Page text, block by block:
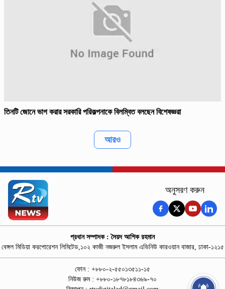
তিনটি জোনে ভাগ করার সরকারি পরিকল্পনাকে বিলম্বিত বলছেন বিশেষজ্ঞরা
আরও
অনুসরণ করুন
প্রধান সম্পাদক : সৈয়দ আশিক রহমান
বেঙ্গল মিডিয়া করপোরেশন লিমিটেড,১০২ কাজী নজরুল ইসলাম এভিনিউ কারওয়ান বাজার, ঢাকা-১২১৫
ফোন : +৮৮০-২-৫৫০১৩৫১১-১৫
নিউজ রুম : +৮৮০-১৮৭৮১৮৪৩৬৯-৭০